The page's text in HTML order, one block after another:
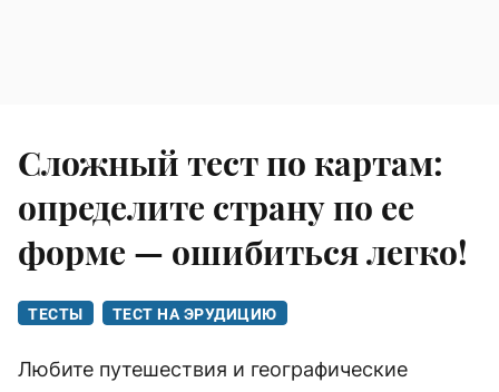
Сложный тест по картам:
определите страну по ее
форме — ошибиться легко!
ТЕСТЫ ТЕСТ НА ЭРУДИЦИЮ
Любите путешествия и географические